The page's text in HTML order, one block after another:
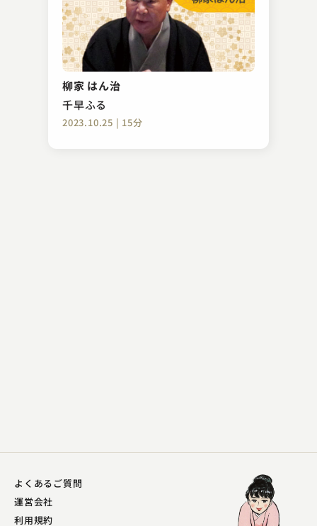
柳家 はん治
千早ふる
2023.10.25 | 15分
林家 しん平
ビール三杯
2023.01.20 | 13分
よくあるご質問
運営会社
利用規約